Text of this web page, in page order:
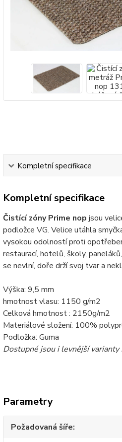
Kompletní specifikace
Kompletní specifikace
Čistící zóny Prime nop jsou
podložce VG. Velice utáhla
vysokou odolností proti
restaurací, hotelů, školy,
se nevlní, doře drží svoj tvar a
Výška: 9,5 mm
hmotnost vlasu: 1150 g/m2
Celková hmotnost : 2150g/m2
Materiálové složení: 100%
Podložka: Guma
Dostupné jsou i levnější
Parametry
Požadovaná šíře